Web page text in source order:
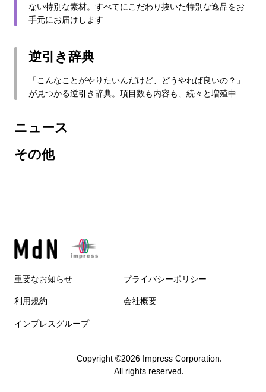
ない特別な素材。すべてにこだわり抜いた特別な逸品をお
手元にお届けします
逆引き辞典
「こんなことがやりたいんだけど、どうやれば良いの？」
が見つかる逆引き辞典。項目数も内容も、続々と増殖中
ニュース
その他
重要なお知らせ プライバシーポリシー
利用規約 会社概要
インプレスグループ